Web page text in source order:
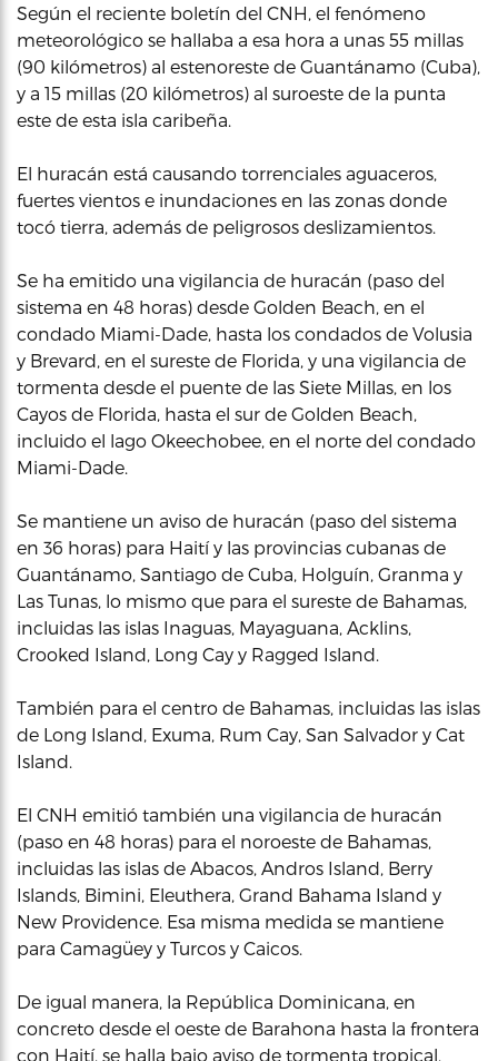
Según el reciente boletín del CNH, el fenómeno
meteorológico se hallaba a esa hora a unas 55 millas
(90 kilómetros) al estenoreste de Guantánamo (Cuba),
y a 15 millas (20 kilómetros) al suroeste de la punta
este de esta isla caribeña.
El huracán está causando torrenciales aguaceros,
fuertes vientos e inundaciones en las zonas donde
tocó tierra, además de peligrosos deslizamientos.
Se ha emitido una vigilancia de huracán (paso del
sistema en 48 horas) desde Golden Beach, en el
condado Miami-Dade, hasta los condados de Volusia
y Brevard, en el sureste de Florida, y una vigilancia de
tormenta desde el puente de las Siete Millas, en los
Cayos de Florida, hasta el sur de Golden Beach,
incluido el lago Okeechobee, en el norte del condado
Miami-Dade.
Se mantiene un aviso de huracán (paso del sistema
en 36 horas) para Haití y las provincias cubanas de
Guantánamo, Santiago de Cuba, Holguín, Granma y
Las Tunas, lo mismo que para el sureste de Bahamas,
incluidas las islas Inaguas, Mayaguana, Acklins,
Crooked Island, Long Cay y Ragged Island.
También para el centro de Bahamas, incluidas las islas
de Long Island, Exuma, Rum Cay, San Salvador y Cat
Island.
El CNH emitió también una vigilancia de huracán
(paso en 48 horas) para el noroeste de Bahamas,
incluidas las islas de Abacos, Andros Island, Berry
Islands, Bimini, Eleuthera, Grand Bahama Island y
New Providence. Esa misma medida se mantiene
para Camagüey y Turcos y Caicos.
De igual manera, la República Dominicana, en
concreto desde el oeste de Barahona hasta la frontera
con Haití, se halla bajo aviso de tormenta tropical.